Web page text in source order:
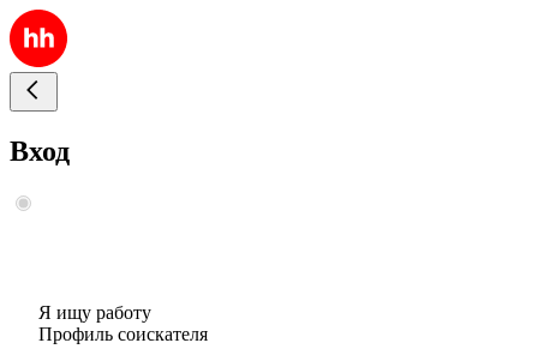
Вход
Я ищу работу
Профиль соискателя